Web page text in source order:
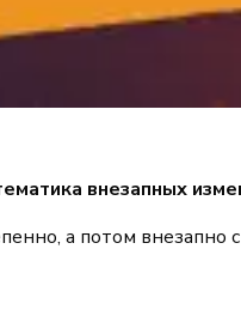
внезапных
а потом внезапно